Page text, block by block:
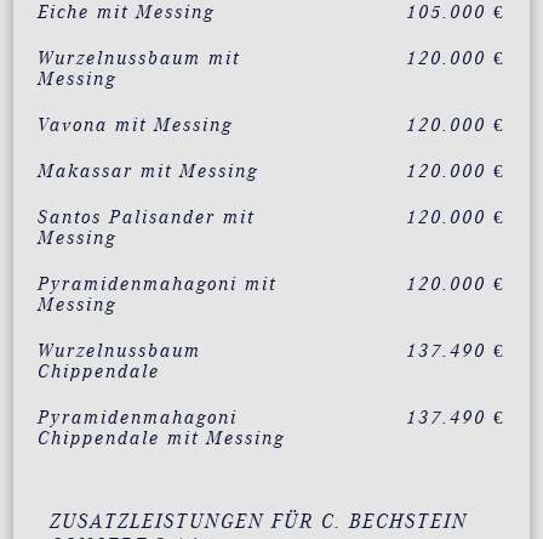
Eiche mit Messing 105.000 €
Wurzelnussbaum mit
Messing
120.000 €
Vavona mit Messing 120.000 €
Makassar mit Messing 120.000 €
Santos Palisander mit
Messing
120.000 €
Pyramidenmahagoni mit
Messing
120.000 €
Wurzelnussbaum
Chippendale
137.490 €
Pyramidenmahagoni
Chippendale mit Messing
137.490 €
ZUSATZLEISTUNGEN FÜR C. BECHSTEIN